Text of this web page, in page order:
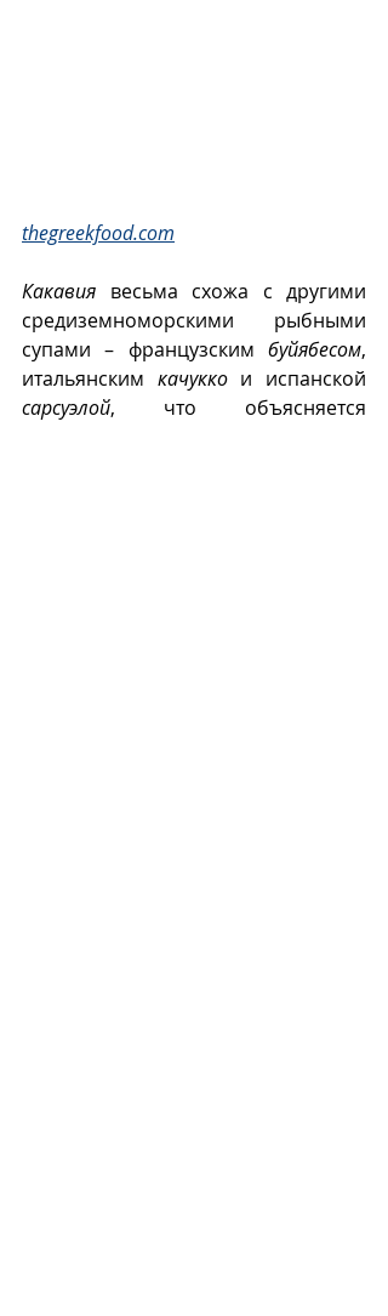
thegreekfood.com
Какавия весьма схожа с другими
средиземноморскими рыбными
супами – французским буйябесом,
итальянским качукко
сарсуэлой, что объясняется